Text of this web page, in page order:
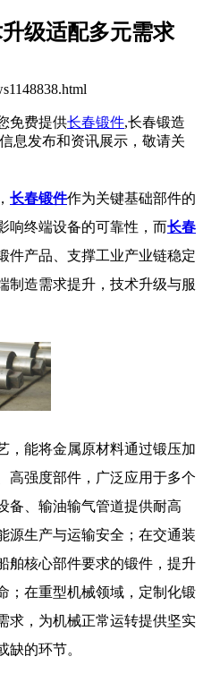
级适配多元需求
免费提供长春锻件,长春锻造
息发布和资讯展示，敬请关
长春锻件作为关键基础部件的
响终端设备的可靠性，而长春
件产品、支撑工业产业链稳定
制造需求提升，技术升级与服
，能将金属原材料通过锻压加
高强度部件，广泛应用于多个
备、输油输气管道提供耐高
源生产与运输安全；在交通装
舶核心部件要求的锻件，提升
；在重型机械领域，定制化锻
求，为机械正常运转提供坚实
缺的环节。